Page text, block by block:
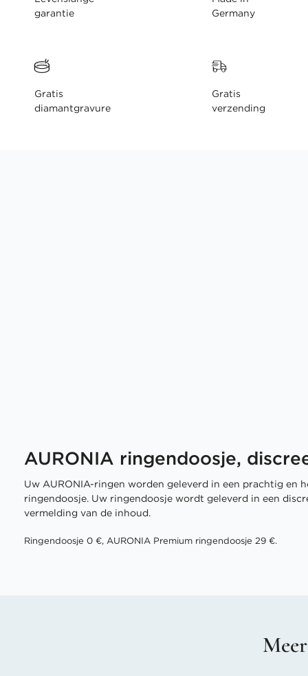
garantie
Germany
Gratis
diamantgravure
Gratis
verzending
AURONIA ringendoosje,
Uw AURONIA-ringen worden geleverd in een prachtig en
ringendoosje. Uw ringendoosje wordt geleverd in een
vermelding van de inhoud.
Ringendoosje 0 €, AURONIA Premium ringendoosje 29 €.